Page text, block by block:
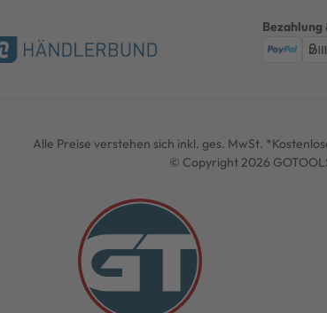
Bezahlung
Alle Preise verstehen sich inkl. ges. MwSt.
© Copyright 2026